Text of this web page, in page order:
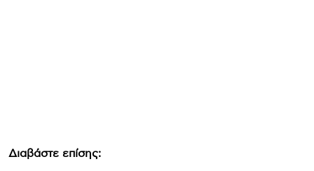
Διαβάστε επίσης: